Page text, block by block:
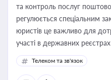
та контроль послуг
регулюється спеціальним
юристів це важливо для
участі в державних
споживачів.
Телеком та зв'язок